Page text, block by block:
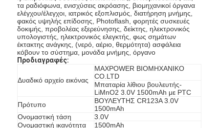
τα ραδιόφωνα, ενισχύσεις ακρόασης, βιομηχανικοί όργανα
ελέγχου/έλεγχοι, ιατρικός εξοπλισμός, διατήρηση μνήμης,
φακός υψηλής επίδοσης, Photoflash, φορητές συσκευές
δοκιμής, προβολέας εξερεύνησης, δείκτης, ηλεκτρονικός
υπολογιστής, ηλεκτρονικός ελεγκτής, φως σημάτων
έκτακτης ανάγκης, (νερό, αέριο, θερμότητα) ασφάλεια
κόβουν το σύστημα, μονάδα μνήμης, όργανο
Προδιαγραφές:
Δυαδικό αρχείο εικόνας
MAXPOWER ΒΙΟΜΗΧΑΝΙΚΟ
CO.LTD
Μπαταρία λίθιου βουλευτής-
LiMnO2 3.0V 1500mAh με PTC
Πρότυπο
ΒΟΥΛΕΥΤΗΣ CR123A 3.0V
1500mAh
Ονομαστική τάση
3.0V
Ονομαστική ικανότητα
1500mAh